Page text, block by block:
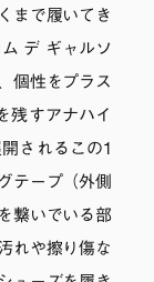
まで履いてき
デ ギャルソ
個性をプラス
残すアナハイ
されるこの1
テープ（外側
繋いでいる部
れや擦り傷な